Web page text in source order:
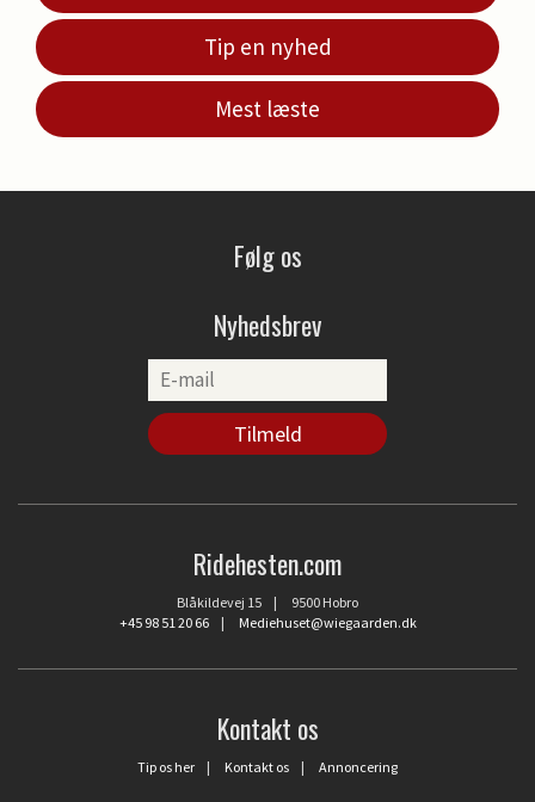
Tip en nyhed
Mest læste
Følg os
Nyhedsbrev
Ridehesten.com
Blåkildevej 15 | 9500 Hobro
+45 98 51 20 66| Mediehuset@wiegaarden.dk
Kontakt os
Tip os her | Kontakt os | Annoncering